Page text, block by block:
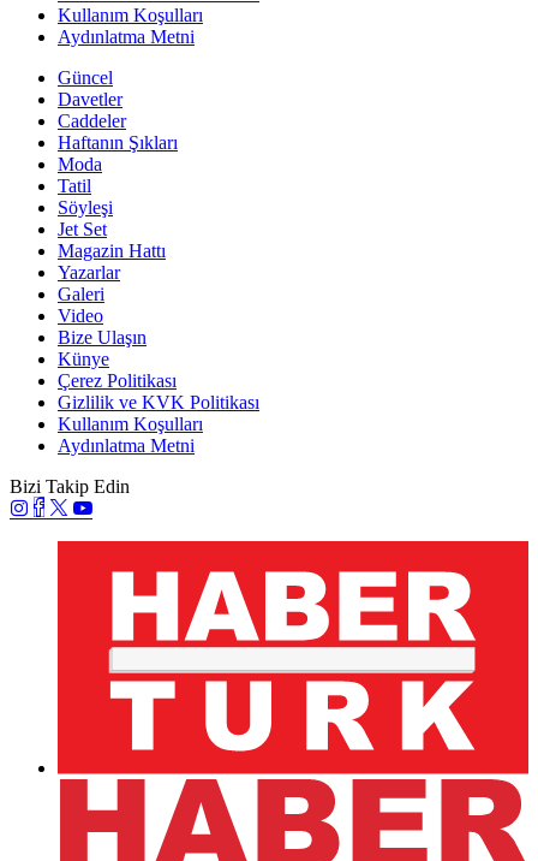
Kullanım Koşulları
Aydınlatma Metni
Güncel
Davetler
Caddeler
Haftanın Şıkları
Moda
Tatil
Söyleşi
Jet Set
Magazin Hattı
Yazarlar
Galeri
Video
Bize Ulaşın
Künye
Çerez Politikası
Gizlilik ve KVK Politikası
Kullanım Koşulları
Aydınlatma Metni
Bizi Takip Edin